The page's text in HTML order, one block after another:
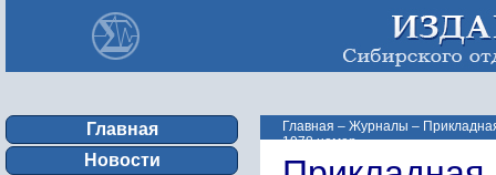
Главная
Новости
Главная – Журналы –
1978 номер ...